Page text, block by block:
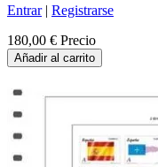
Entrar| Registrarse
180,00 € Precio
Añadir al carrito